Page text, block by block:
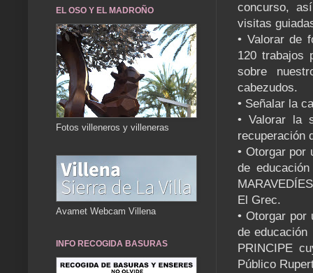
concurso,
visitas
• Valorar de
120 trabajos
sobre
cabezudos.
• Señalar la
• Valorar la
recuperación
• Otorgar por
de
El Grec.
• Otorgar por
de
PRINCIPE
Público
EL OSO Y EL MADROÑO
Fotos villeneros y villeneras
Avamet Webcam Villena
INFO RECOGIDA BASURAS